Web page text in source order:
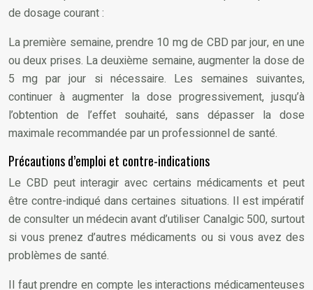
de dosage courant :
La première semaine, prendre 10 mg de CBD par jour, en une
ou deux prises. La deuxième semaine, augmenter la dose de
5 mg par jour si nécessaire. Les semaines suivantes,
continuer à augmenter la dose progressivement, jusqu’à
l’obtention de l’effet souhaité, sans dépasser la dose
maximale recommandée par un professionnel de santé.
Précautions d’emploi et contre-indications
Le CBD peut interagir avec certains médicaments et peut
être contre-indiqué dans certaines situations. Il est impératif
de consulter un médecin avant d’utiliser Canalgic 500, surtout
si vous prenez d’autres médicaments ou si vous avez des
problèmes de santé.
Il faut prendre en compte les interactions médicamenteuses